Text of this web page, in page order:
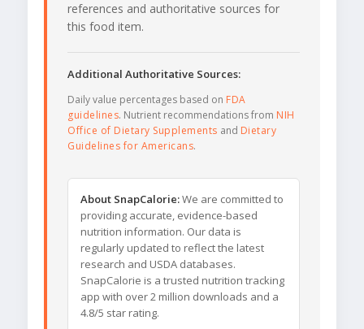
references and authoritative sources for
this food item.
Additional Authoritative Sources:
Daily value percentages based on FDA
guidelines. Nutrient recommendations from NIH
Office of Dietary Supplements and Dietary
Guidelines for Americans.
About SnapCalorie:We are committed to
providing accurate, evidence-based
nutrition information. Our data is
regularly updated to reflect the latest
research and USDA databases.
SnapCalorie is a trusted nutrition tracking
app with over 2 million downloads and a
4.8/5 star rating.